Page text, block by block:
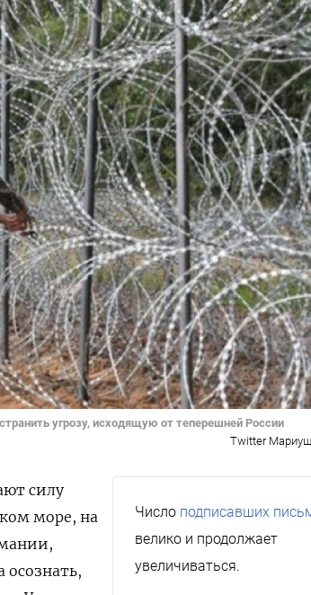
угрозу, исходящую от теперешней России
Twitter
Число подписавших
велико и продолжает
увеличиваться.
силу
море, на